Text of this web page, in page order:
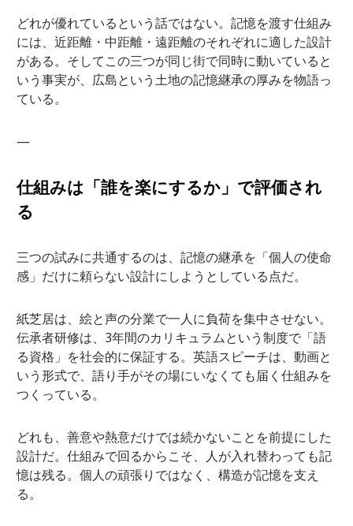
どれが優れているという話ではない。記憶を渡す仕組み
には、近距離・中距離・遠距離のそれぞれに適した設計
がある。そしてこの三つが同じ街で同時に動いていると
いう事実が、広島という土地の記憶継承の厚みを物語っ
ている。
—
仕組みは「誰を楽にするか」で評価され
る
三つの試みに共通するのは、記憶の継承を「個人の使命
感」だけに頼らない設計にしようとしている点だ。
紙芝居は、絵と声の分業で一人に負荷を集中させない。
伝承者研修は、3年間のカリキュラムという制度で「語
る資格」を社会的に保証する。英語スピーチは、動画と
いう形式で、語り手がその場にいなくても届く仕組みを
つくっている。
どれも、善意や熱意だけでは続かないことを前提にした
設計だ。仕組みで回るからこそ、人が入れ替わっても記
憶は残る。個人の頑張りではなく、構造が記憶を支え
る。